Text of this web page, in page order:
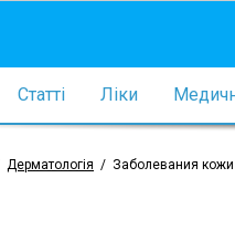
Статті Ліки
Дерматологія / Заболевания кожи